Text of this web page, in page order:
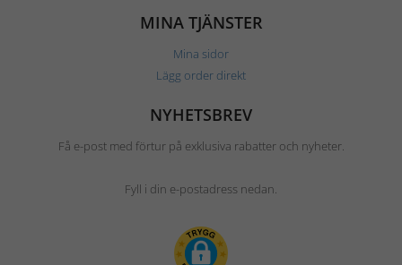
MINA TJÄNSTER
Mina sidor
Lägg order direkt
NYHETSBREV
Få e-post med förtur på exklusiva rabatter och nyheter.
Fyll i din e-postadress nedan.